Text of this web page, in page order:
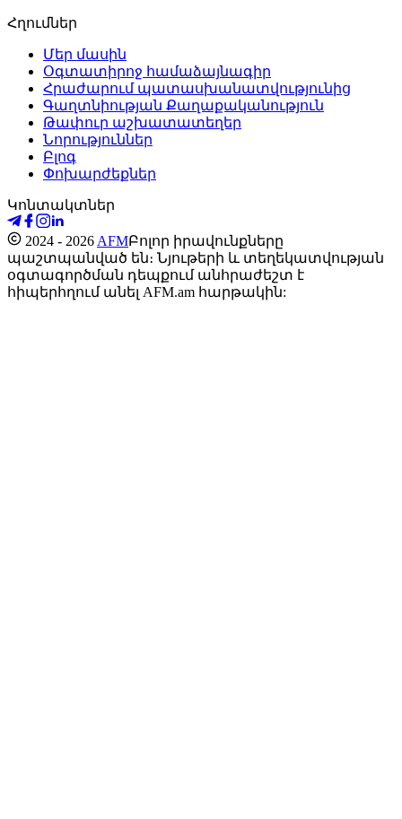
Հղումներ
Մեր մասին
Օգտատիրոջ համաձայնագիր
Հրաժարում պատասխանատվությունից
Գաղտնիության Քաղաքականություն
Թափուր աշխատատեղեր
Նորություններ
Բլոգ
Փոխարժեքներ
Կոնտակտներ
2024 - 2026 AFMԲոլոր իրավունքները
պաշտպանված են։ Նյութերի և տեղեկատվության
օգտագործման դեպքում անհրաժեշտ է
հիպերհղում անել AFM.am հարթակին: